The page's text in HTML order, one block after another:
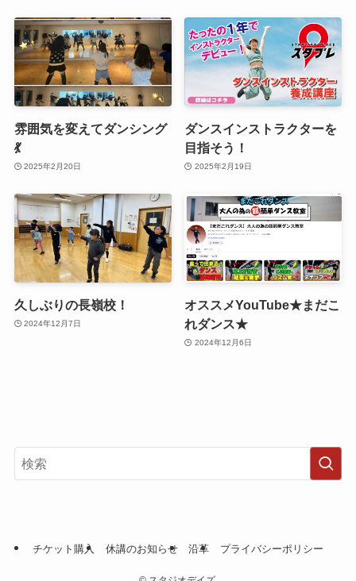
雰囲気を変えてダンシング
💃
2025年2月20日
ダンスインストラクターを
目指そう！
2025年2月19日
久しぶりの長嶺校！
2024年12月7日
オススメYouTube★まだこ
れダンス★
2024年12月6日
チケット購入 休講のお知らせ 沿革 プライバシーポリシー